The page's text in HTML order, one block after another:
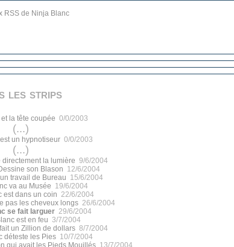
les strips
la tête coupée 0/0/2003
(...)
un hypnotiseur 0/0/2003
(...)
directement la lumière 9/6/2004
son Blason 12/6/2004
travail de Bureau 15/6/2004
va au Musée 19/6/2004
est dans un coin 22/6/2004
pas les cheveux longs 26/6/2004
se fait larguer 29/6/2004
est en feu 3/7/2004
un Zillion de dollars8/7/2004
déteste les Pies 10/7/2004
qui avait les Pieds Mouillés13/7/2004